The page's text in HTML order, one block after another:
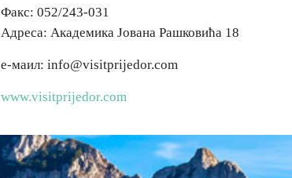
Факс: 052/243-031
Адреса: Академика Јована Рашковића 18
е-маил: info@visitprijedor.com
www.visitprijedor.com